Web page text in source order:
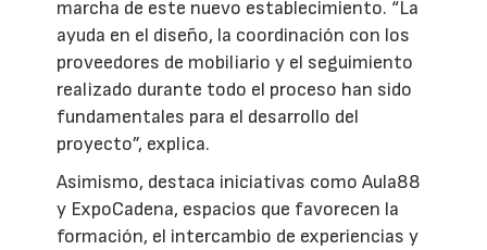
marcha de este nuevo establecimiento. “La
ayuda en el diseño, la coordinación con los
proveedores de mobiliario y el seguimiento
realizado durante todo el proceso han sido
fundamentales para el desarrollo del
proyecto”, explica.
Asimismo, destaca iniciativas como Aula88
y ExpoCadena, espacios que favorecen la
formación, el intercambio de experiencias y